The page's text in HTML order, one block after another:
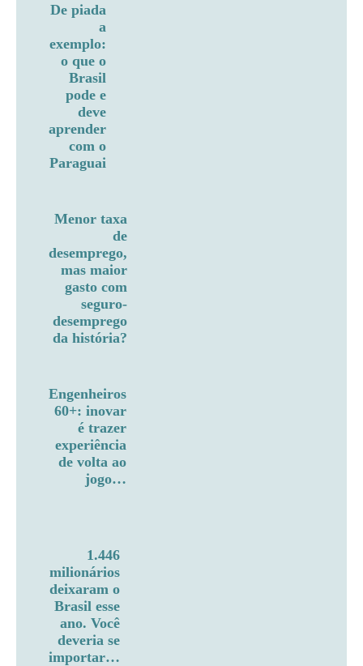
De piada
a
exemplo:
o que o
Brasil
pode e
deve
aprender
com o
Paraguai
Menor taxa
de
desemprego,
mas maior
gasto com
seguro-
desemprego
da história?
Engenheiros
60+: inovar
é trazer
experiência
de volta ao
jogo…
1.446
milionários
deixaram o
Brasil esse
ano. Você
deveria se
importar…